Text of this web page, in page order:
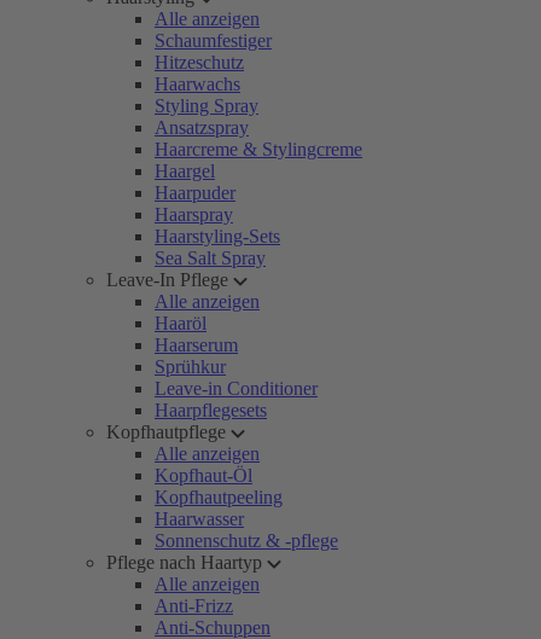
Alle anzeigen
Schaumfestiger
Hitzeschutz
Haarwachs
Styling Spray
Ansatzspray
Haarcreme & Stylingcreme
Haargel
Haarpuder
Haarspray
Haarstyling-Sets
Sea Salt Spray
Leave-In Pflege
Alle anzeigen
Haaröl
Haarserum
Sprühkur
Leave-in Conditioner
Haarpflegesets
Kopfhautpflege
Alle anzeigen
Kopfhaut-Öl
Kopfhautpeeling
Haarwasser
Sonnenschutz & -pflege
Pflege nach Haartyp
Alle anzeigen
Anti-Frizz
Anti-Schuppen